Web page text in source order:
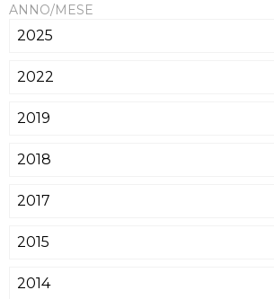
ANNO/MESE
2025
2022
2019
2018
2017
2015
2014